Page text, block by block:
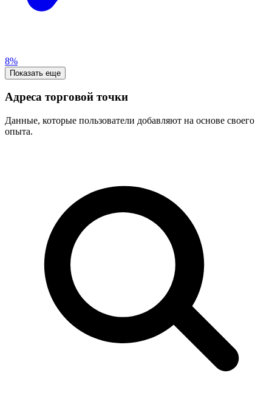
8%
Показать еще
Адреса торговой точки
Данные, которые пользователи добавляют на основе своего
опыта.